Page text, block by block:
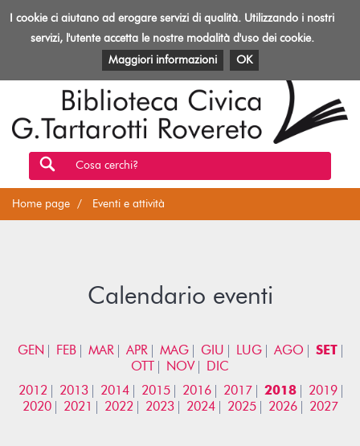
Toggle
Biblioteca
Rovereto
EVENTI E ATTIVITÀ PATRIMONIO E RISORSE
Cosa cerchi?
Home page Eventi e attività
Calendario eventi
GEN FEB MAR APR MAG GIU LUG AGO
SET
OTT
NOV
DIC
2012
2013 2014 2015 2016 2017 2018
2019
2020
2021 2022 2023 2024 2025 2026 2027
I cookie ci aiutano ad erogare servizi di qualità. Utilizzando i nostri
servizi, l'utente accetta le nostre modalità d'uso dei cookie.
Maggiori informazioni
OK